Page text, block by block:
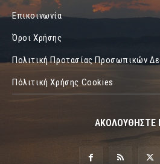
Επικοινωνία
Όροι Χρήσης
Πολιτική Προτασίας Προσωπικών
Πόλιτική Χρήσης Cookies
ΑΚΟΛΟΥΘΗΣΤΕ